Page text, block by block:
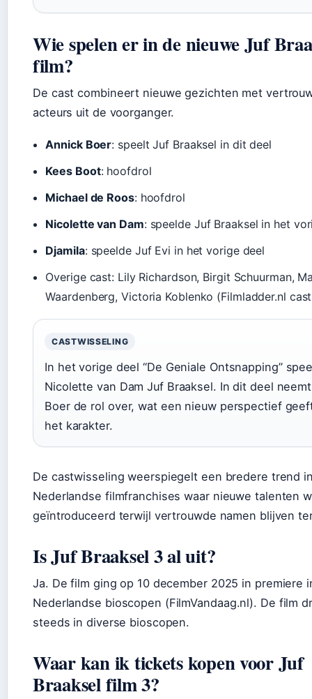
Wie spelen er in de nieuwe Juf
film?
De cast combineert nieuwe gezichten met
acteurs uit de voorganger.
Annick Boer: speelt Juf Braaksel in dit deel
Kees Boot: hoofdrol
Michael de Roos: hoofdrol
Nicolette van Dam: speelde Juf Braaksel in het
Djamila: speelde Juf Evi in het vorige deel
Overige cast: Lily Richardson, Birgit Schuurman,
Waardenberg, Victoria Koblenko (Filmladder.nl
CASTWISSELING
In het vorige deel “De Geniale Ontsnapping”
Nicolette van Dam Juf Braaksel. In dit deel
Boer de rol over, wat een nieuw perspectief
het karakter.
De castwisseling weerspiegelt een bredere trend
Nederlandse filmfranchises waar nieuwe talenten
geïntroduceerd terwijl vertrouwde namen blijven
Is Juf Braaksel 3 al uit?
Ja. De film ging op 10 december 2025 in premiere
Nederlandse bioscopen (FilmVandaag.nl). De film
steeds in diverse bioscopen.
Waar kan ik tickets kopen voor Juf
Braaksel film 3?